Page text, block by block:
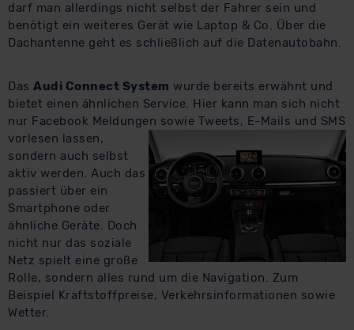
darf man allerdings nicht selbst der Fahrer sein und
benötigt ein weiteres Gerät wie Laptop & Co. Über die
Dachantenne geht es schließlich auf die Datenautobahn.
Das Audi Connect System wurde bereits erwähnt und
bietet einen ähnlichen Service. Hier kann man sich nicht
nur Facebook Meldungen sowie Tweets, E-Mails und SMS
vorlesen lassen,
sondern auch selbst
aktiv werden. Auch das
passiert über ein
Smartphone oder
ähnliche Geräte. Doch
nicht nur das soziale
Netz spielt eine große
Rolle, sondern alles rund um die Navigation. Zum
Beispiel Kraftstoffpreise, Verkehrsinformationen sowie
Wetter.